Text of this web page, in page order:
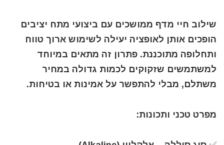
שילוב חיי מדף ממושכים עם ביצועי מתח יציבים
הופכים אותן לאופציה יעילה לשימוש ארוך טווח
ותחלופה מתוכננת. פתרון זה מתאים במיוחד
למשתמשים שזקוקים לכמות גדולה במחיר
משתלם, מבלי להתפשר על אמינות או בטיחות.
מפרט טכני ותכונות: